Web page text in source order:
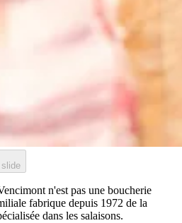
slide
n'est pas une boucherie
fabrique depuis 1972 de la
dans les salaisons.